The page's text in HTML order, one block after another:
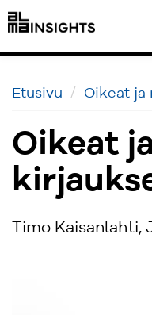
Etusivu Oikeat ja
Oikeat
Timo Kaisanlahti,